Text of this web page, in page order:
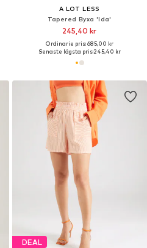
A LOT LESS
Tapered Byxa 'Ida'
245,40 kr
Ordinarie pris: 685,00 kr
Senaste lägsta pris:245,40 kr
DEAL